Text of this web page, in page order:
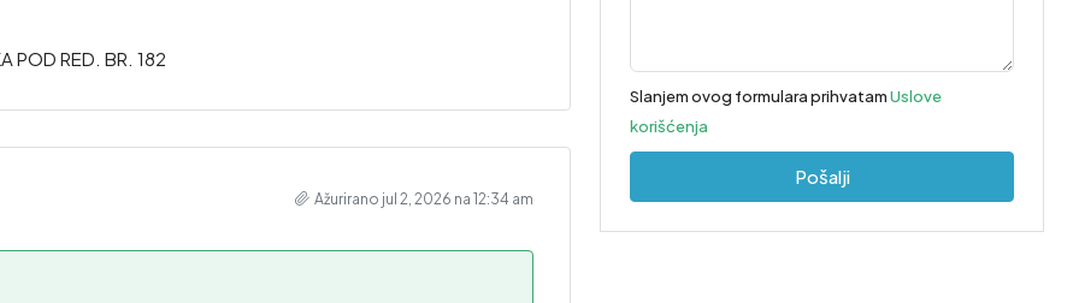
POD RED. BR. 182
Ažurirano jul 2, 2026 na 12:34 am
Slanjem ovog formulara prihvatamUslove
korišćenja
Pošalji